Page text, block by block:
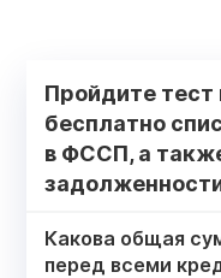
Пройдите тест
бесплатно
в ФССП, а
Какова общая
перед всеми